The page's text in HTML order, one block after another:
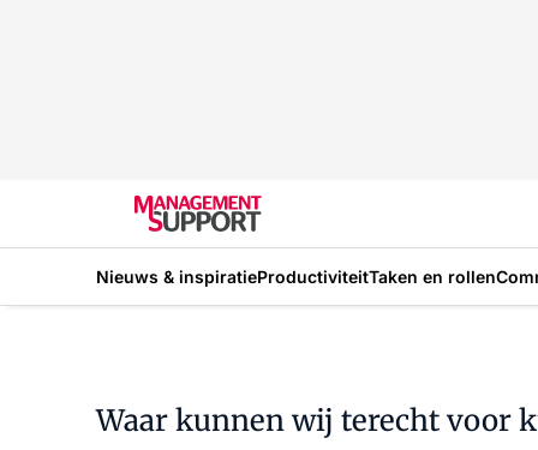
Nieuws & inspiratieProductiviteitTaken en rollen
Waar kunnen wij terecht voor